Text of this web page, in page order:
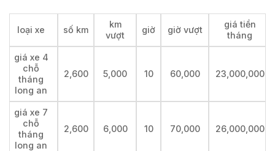
loại xe số km
km
vượt
giờ giờ vượt
giá tiền
tháng
giá xe 4
chỗ
tháng
long an
2,600 5,000 10 60,000 23,000,000
giá xe 7
chỗ
tháng
long an
2,600 6,000 10 70,000 26,000,000